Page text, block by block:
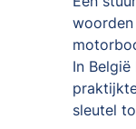
In
sleutel